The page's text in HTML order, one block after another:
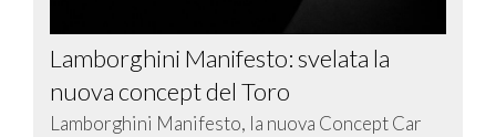
Lamborghini Manifesto: svelata la
nuova concept del Toro
Lamborghini Manifesto, la nuova Concept Car